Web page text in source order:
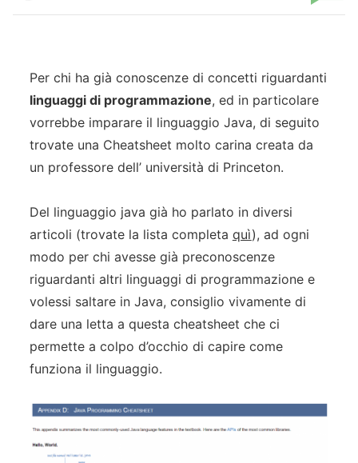
Per chi ha già conoscenze di concetti riguardanti
linguaggi di programmazione, ed in particolare
vorrebbe imparare il linguaggio Java, di seguito
trovate una Cheatsheet molto carina creata da
un professore dell’ università di Princeton.
Del linguaggio java già ho parlato in diversi
articoli (trovate la lista completa quì), ad ogni
modo per chi avesse già preconoscenze
riguardanti altri linguaggi di programmazione e
volessi saltare in Java, consiglio vivamente di
dare una letta a questa cheatsheet che ci
permette a colpo d’occhio di capire come
funziona il linguaggio.